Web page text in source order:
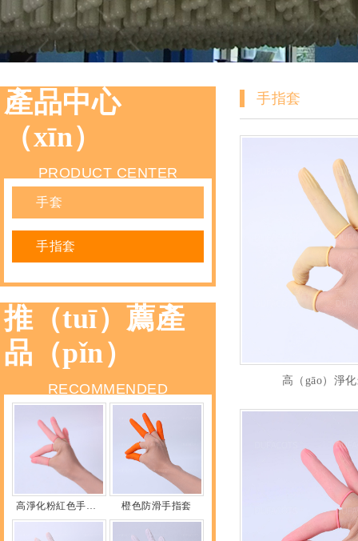
產品中心
（xīn）
PRODUCT CENTER
手套
手指套
推（tuī）薦產
品（pǐn）
RECOMMENDED
高淨化粉紅色手指（zhǐ）套 橙色防滑手指套
手指套
高（gāo）淨